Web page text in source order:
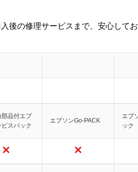
後の修理サービスまで、安心して
部品付エプ
スパック
エプソンGo-PACK
エプ
ック